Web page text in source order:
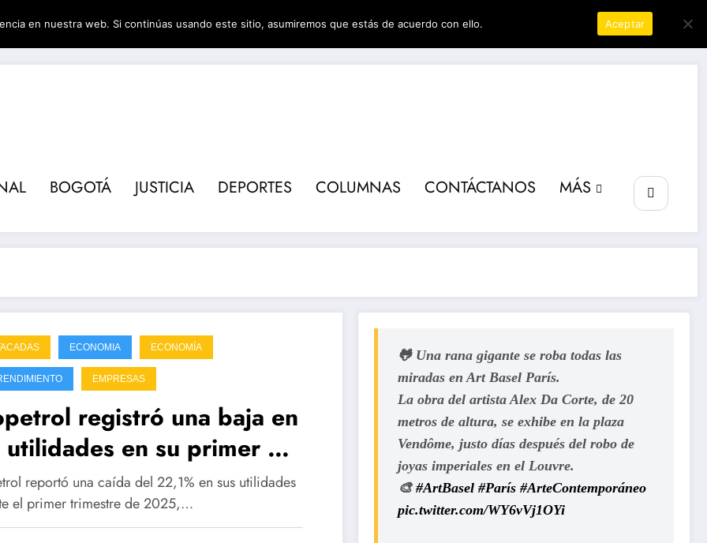
BOGOTÁ JUSTICIA DEPORTES COLUMNAS CONTÁCTANOS MÁS
ECONOMIA ECONOMÍA
EMPRESAS
registró una baja en
utilidades en su primer
reportó una caída del 22,1% en sus utilidades
el primer trimestre de 2025,…
🐸 Una rana gigante se roba todas las
miradas en Art Basel París.
La obra del artista Alex Da Corte, de 20
metros de altura, se exhibe en la plaza
Vendôme, justo días después del robo de
joyas imperiales en el Louvre.
🎨#ArtBasel #París #ArteContemporáneo
pic.twitter.com/WY6vVj1OYi
en nuestra web. Si continúas usando este sitio, asumiremos que estás de acuerdo con ello. Aceptar